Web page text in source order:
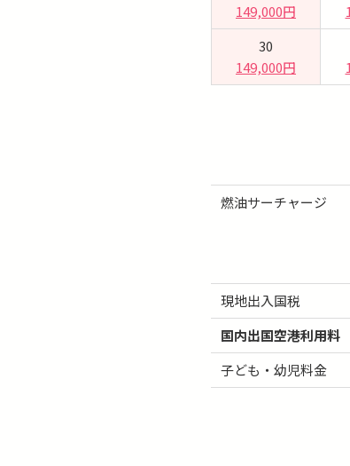
149,000円
30
149,000円
燃油サーチャージ
現地出入国税
国内出国空港利用料
子ども・幼児料金